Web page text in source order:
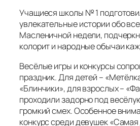
Учащиеся школы № 1
увлекательные истории обо
Масленичной недели,
колорит и народные обычаи
Весёлые игры и конкурсы
праздник. Для детей –
«Блинчики», для взрослых –
проходили задорно под
громкий смех. Особенное
конкурс среди девушек